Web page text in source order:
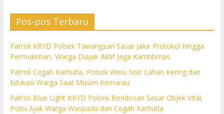
Pos-pos Terbaru
Patroli KRYD Polsek Tawangsari Sasar Jalur Protokol hingga
Permukiman, Warga Diajak Aktif Jaga Kamtibmas
Patroli Cegah Karhutla, Polsek Weru Sisir Lahan Kering dan
Edukasi Warga Saat Musim Kemarau
Patroli Blue Light KRYD Polsek Bendosari Sasar Objek Vital,
Polisi Ajak Warga Waspada dan Cegah Karhutla